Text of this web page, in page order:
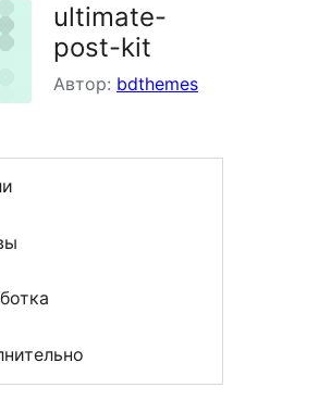
ultimate-
post-kit
Автор: bdthemes